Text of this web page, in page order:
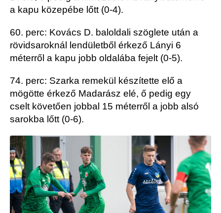
a kapu közepébe lőtt (0-4).
60. perc: Kovács D. baloldali szöglete után a
rövidsaroknál lendületből érkező Lányi 6
méterről a kapu jobb oldalába fejelt (0-5).
74. perc: Szarka remekül készítette elő a
mögötte érkező Madarász elé, ő pedig egy
cselt követően jobbal 15 méterről a jobb alsó
sarokba lőtt (0-6).